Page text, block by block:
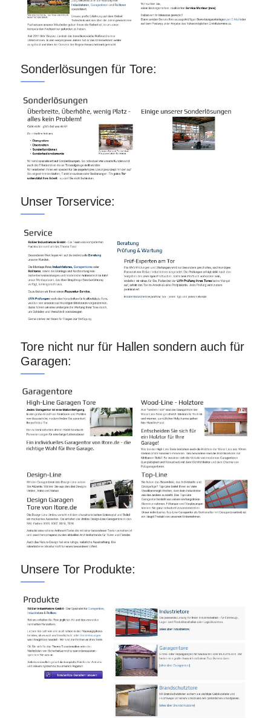
Sonderlösungen für Tore:
Unser Torservice:
Tore nicht nur für Hallen sondern auch für
Garagen:
Unsere Tor Produkte: